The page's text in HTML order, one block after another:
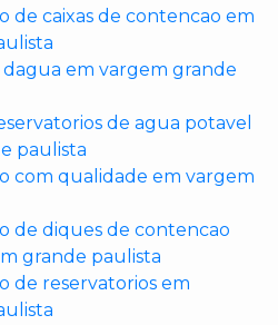
de caixas de contencao em
dagua em vargem grande
de agua potavel
paulista
com qualidade em vargem
de diques de contencao
grande paulista
de reservatorios em